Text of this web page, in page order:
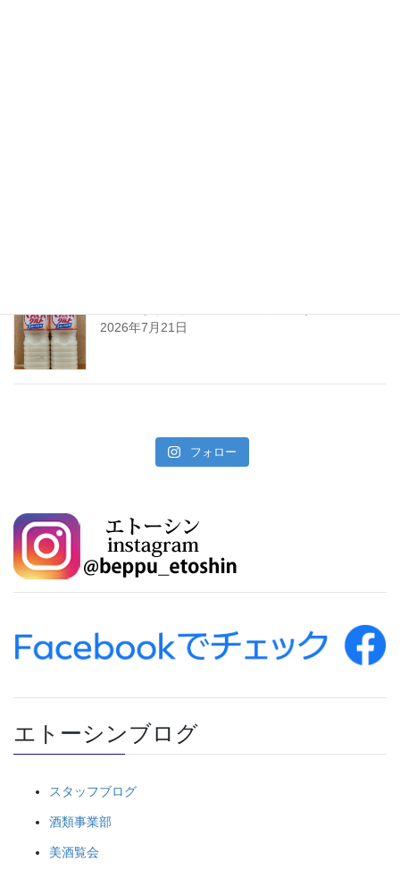
2026年7月21日
フォロー
エトーシンブログ
スタッフブログ
酒類事業部
美酒覧会